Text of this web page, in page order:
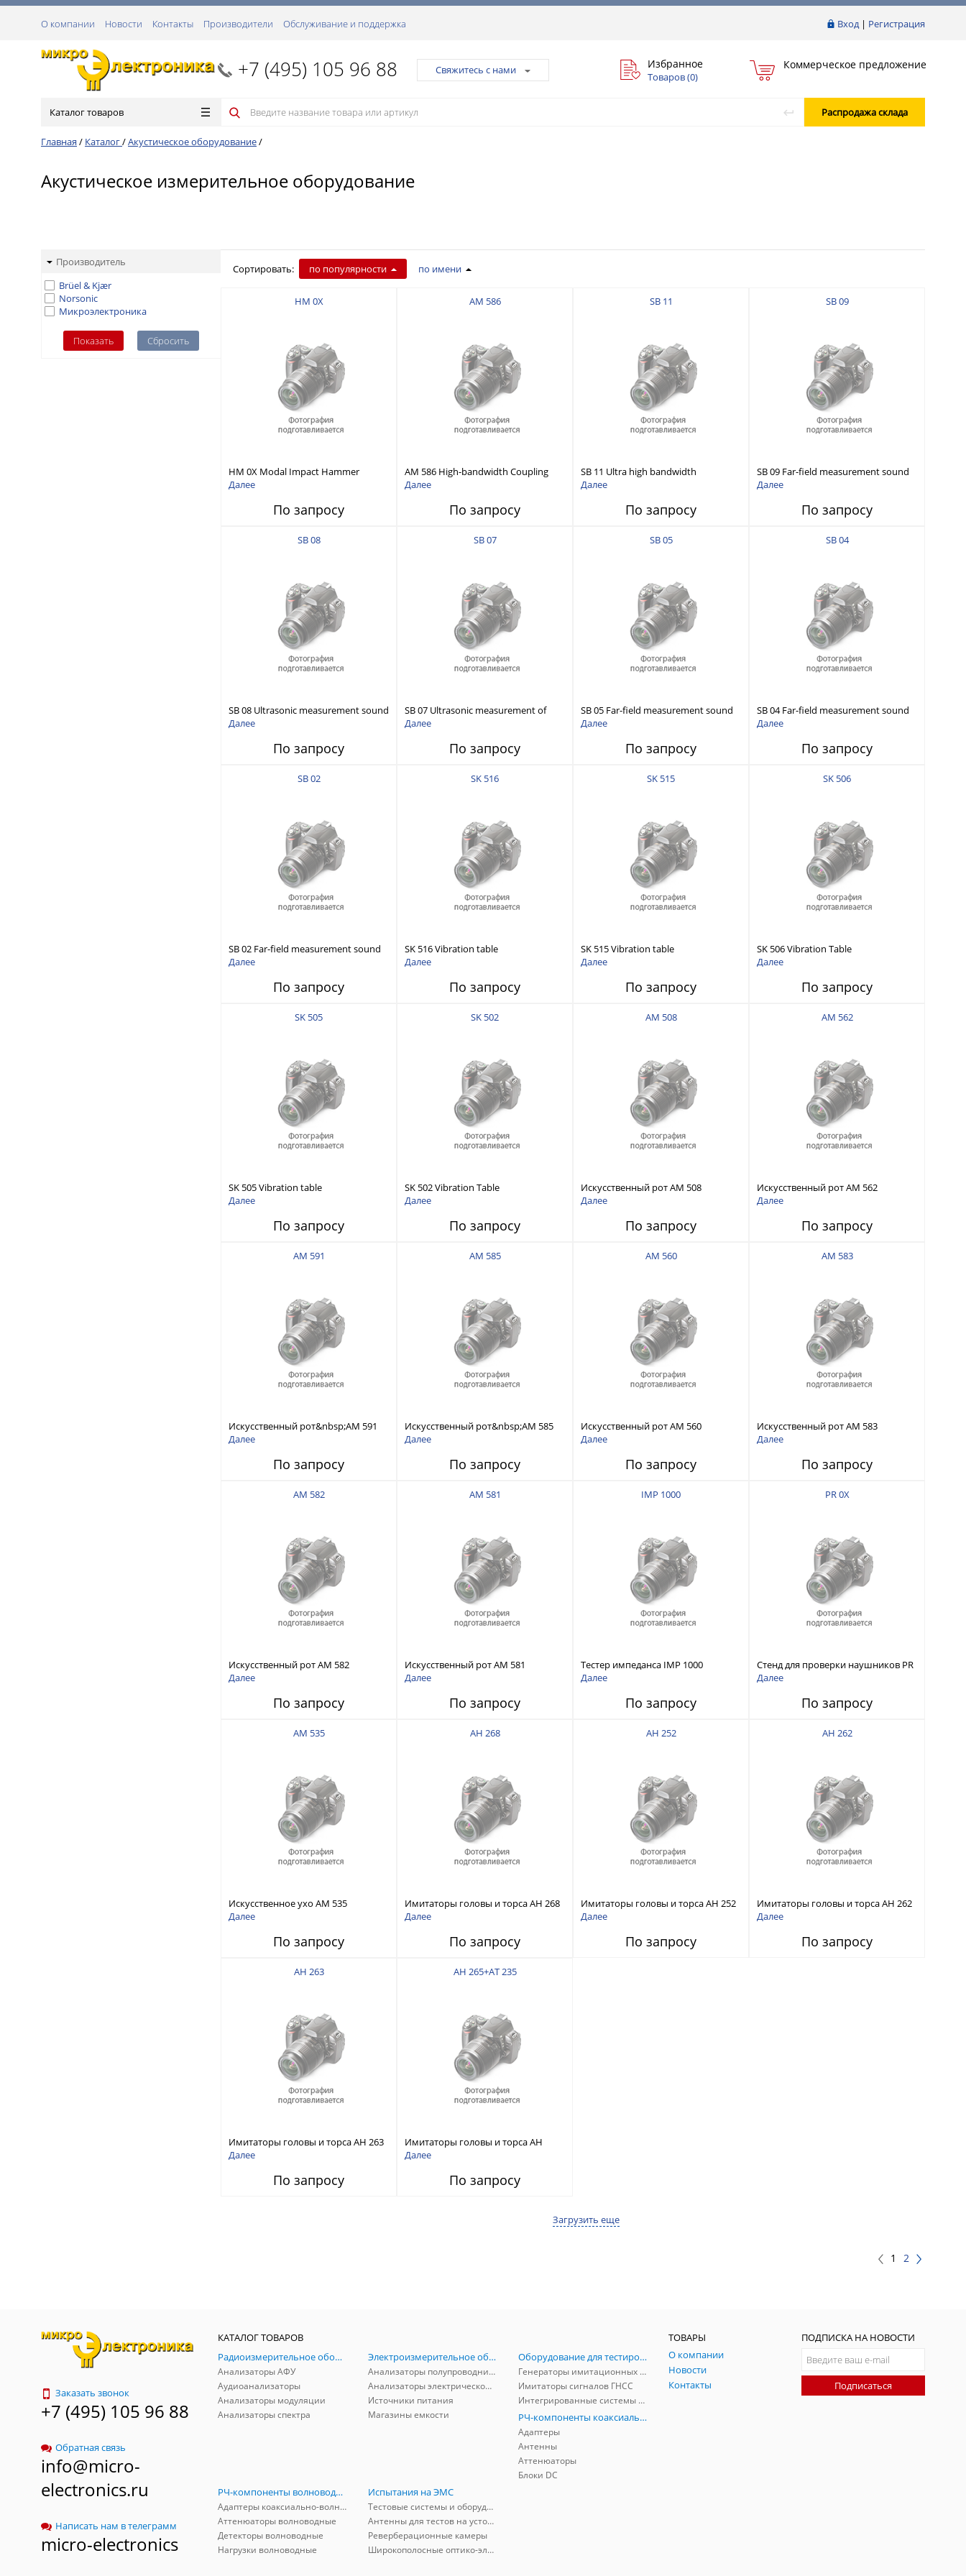
Вход| Регистрация
О компании Новости Контакты Производители Обслуживание и поддержка
+7 (495) 105 96 88 Свяжитесь с нами Избранное
Товаров (0)
Коммерческое предложение
Каталог товаров Распродажа склада
Главная / Каталог/Акустическое оборудование/
Акустическое измерительное оборудование
Производитель
Brüel & Kjær
Norsonic
Микроэлектроника
Сортировать: по популярности по имени
HM 0X
HM 0X Modal Impact Hammer
Далее
По запросу
AM 586
AM 586 High-bandwidth Coupling
Cavity
Далее
По запросу
SB 11
SB 11 Ultra high bandwidth
measurement audio source
Далее
По запросу
SB 09
SB 09 Far-field measurement sound
source(W)220
Далее
По запросу
SB 08
SB 08 Ultrasonic measurement sound
source, Circular
Далее
По запросу
SB 07
SB 07 Ultrasonic measurement of
sound source
Далее
По запросу
SB 05
SB 05 Far-field measurement sound
source
Далее
По запросу
SB 04
SB 04 Far-field measurement sound
source(W)150
Далее
По запросу
SB 02
SB 02 Far-field measurement sound
source(W)90
Далее
По запросу
SK 516
SK 516 Vibration table
Далее
По запросу
SK 515
SK 515 Vibration table
Далее
По запросу
SK 506
SK 506 Vibration Table
Далее
По запросу
SK 505
SK 505 Vibration table
Далее
По запросу
SK 502
SK 502 Vibration Table
Далее
По запросу
AM 508
Искусственный рот AM 508
Далее
По запросу
AM 562
Искусственный рот AM 562
Далее
По запросу
AM 591
Искусственный рот&nbsp;AM 591
Далее
По запросу
AM 585
Искусственный рот&nbsp;AM 585
Далее
По запросу
AM 560
Искусственный рот AM 560
Далее
По запросу
AM 583
Искусственный рот AM 583
Далее
По запросу
AM 582
Искусственный рот AM 582
Далее
По запросу
AM 581
Искусственный рот AM 581
Далее
По запросу
IMP 1000
Тестер импеданса IMP 1000
Далее
По запросу
PR 0X
Стенд для проверки наушников PR
0X
Далее
По запросу
AM 535
Искусственное ухо AM 535
Далее
По запросу
AH 268
Имитаторы головы и торса AH 268
Далее
По запросу
AH 252
Имитаторы головы и торса AH 252
Далее
По запросу
AH 262
Имитаторы головы и торса AH 262
Далее
По запросу
AH 263
Имитаторы головы и торса AH 263
Далее
По запросу
AH 265+AT 235
Имитаторы головы и торса AH
265+AT 235
Далее
По запросу
Загрузить еще
1 2
Заказать звонок
+7 (495) 105 96 88
Обратная связь
info@micro-
electronics.ru
Написать нам в телеграмм
micro-electronics
КАТАЛОГ ТОВАРОВ
Радиоизмерительное оборудование
Анализаторы АФУ
Аудиоанализаторы
Анализаторы модуляции
Анализаторы спектра
Электроизмерительное оборудование
Анализаторы полупроводников
Анализаторы электрической мощности
Источники питания
Магазины емкости
Оборудование для тестирования и симуляции ГНСС
Генераторы имитационных и заградительных помех
Имитаторы сигналов ГНСС
Интегрированные системы защиты от ГНСС-помех
РЧ-компоненты коаксиальные
Адаптеры
Антенны
Аттенюаторы
Блоки DC
РЧ-компоненты волноводные
Адаптеры коаксиально-волноводные
Аттенюаторы волноводные
Детекторы волноводные
Нагрузки волноводные
Испытания на ЭМС
Тестовые системы и оборудование
Антенны для тестов на устойчивость к ЭМП
Реверберационные камеры
Широкополосные оптико-электрические линии
ТОВАРЫ
О компании
Новости
Контакты
ПОДПИСКА НА НОВОСТИ
Подписаться